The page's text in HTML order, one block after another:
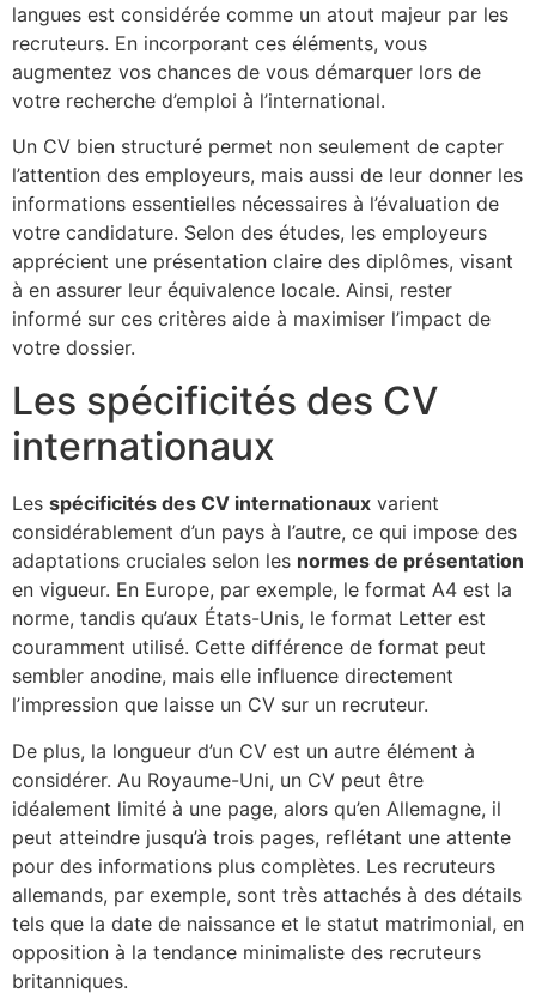
langues est considérée comme un atout majeur par les
recruteurs. En incorporant ces éléments, vous
augmentez vos chances de vous démarquer lors de
votre recherche d’emploi à l’international.
Un CV bien structuré permet non seulement de capter
l’attention des employeurs, mais aussi de leur donner les
informations essentielles nécessaires à l’évaluation de
votre candidature. Selon des études, les employeurs
apprécient une présentation claire des diplômes, visant
à en assurer leur équivalence locale. Ainsi, rester
informé sur ces critères aide à maximiser l’impact de
votre dossier.
Les spécificités des CV
internationaux
Les spécificités des CV internationaux varient
considérablement d’un pays à l’autre, ce qui impose des
adaptations cruciales selon les normes de présentation
en vigueur. En Europe, par exemple, le format A4 est la
norme, tandis qu’aux États-Unis, le format Letter est
couramment utilisé. Cette différence de format peut
sembler anodine, mais elle influence directement
l’impression que laisse un CV sur un recruteur.
De plus, la longueur d’un CV est un autre élément à
considérer. Au Royaume-Uni, un CV peut être
idéalement limité à une page, alors qu’en Allemagne, il
peut atteindre jusqu’à trois pages, reflétant une attente
pour des informations plus complètes. Les recruteurs
allemands, par exemple, sont très attachés à des détails
tels que la date de naissance et le statut matrimonial, en
opposition à la tendance minimaliste des recruteurs
britanniques.